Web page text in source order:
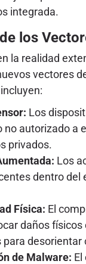
integrada.
los
la realidad
vectores
Los
autorizado a
privados.
Los
dentro
Física: El
daños
desorientar
de Malware: